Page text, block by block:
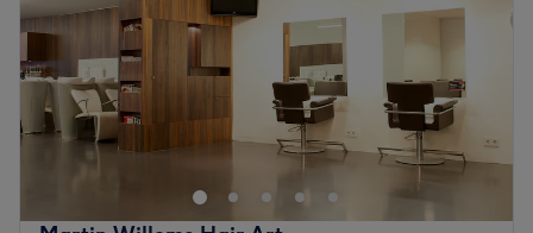
Zaterdag
09:00–16:00
Zondag
Gesloten
Elira Haarmode is een sfeervolle salon aan de statige
Prins Hendrikstraat in het hippe, jonge Zeeheldenkwartier
Go to venue